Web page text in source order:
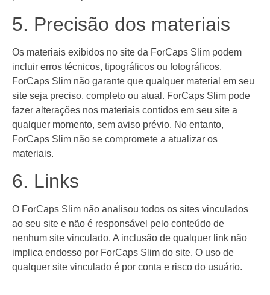
5. Precisão dos materiais
Os materiais exibidos no site da ForCaps Slim podem
incluir erros técnicos, tipográficos ou fotográficos.
ForCaps Slim não garante que qualquer material em seu
site seja preciso, completo ou atual. ForCaps Slim pode
fazer alterações nos materiais contidos em seu site a
qualquer momento, sem aviso prévio. No entanto,
ForCaps Slim não se compromete a atualizar os
materiais.
6. Links
O ForCaps Slim não analisou todos os sites vinculados
ao seu site e não é responsável pelo conteúdo de
nenhum site vinculado. A inclusão de qualquer link não
implica endosso por ForCaps Slim do site. O uso de
qualquer site vinculado é por conta e risco do usuário.